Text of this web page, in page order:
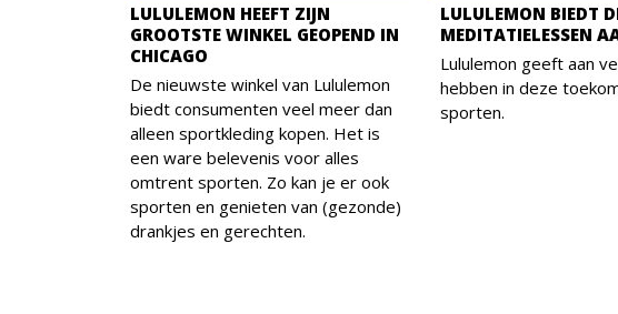
LULULEMON HEEFT ZIJN
GROOTSTE WINKEL GEOPEND IN
CHICAGO
De nieuwste winkel van Lululemon
biedt consumenten veel meer dan
alleen sportkleding kopen. Het is
een ware belevenis voor alles
omtrent sporten. Zo kan je er ook
sporten en genieten van (gezonde)
drankjes en gerechten.
LULULEMON BIEDT
MEDITATIELESSEN
Lululemon geeft aan
hebben in deze
sporten.